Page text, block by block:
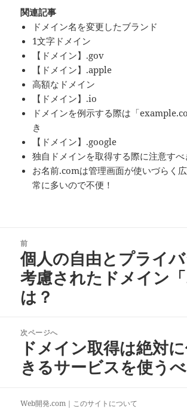
関連記事
ドメイン名を変更したブランド
1文字ドメイン
【ドメイン】.gov
【ドメイン】.apple
高額なドメイン
【ドメイン】.io
ドメインを例示する際は「
き
【ドメイン】.google
独自ドメインを取得する際に注意すべ
お名前.comは管理画面が使いづらく
常に多いので不便！
前
前
の
投
稿:
個人の自由とプライ
考慮されたドメイン
は？
次ページへ
次
の
投
ドメイン取得は絶対
きるサービスを使う
Web開発.com｜ このサイトについて